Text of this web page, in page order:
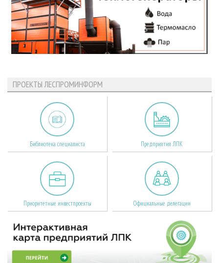
ПРОЕКТЫ ЛЕСПРОМИНФОРМ
Библиотека специалиста Предприятия ЛПК
Приоритетные инвестпроекты Официальные делегации